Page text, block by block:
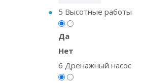
5 Высотные работы
Да
Нет
6 Дренажный насос